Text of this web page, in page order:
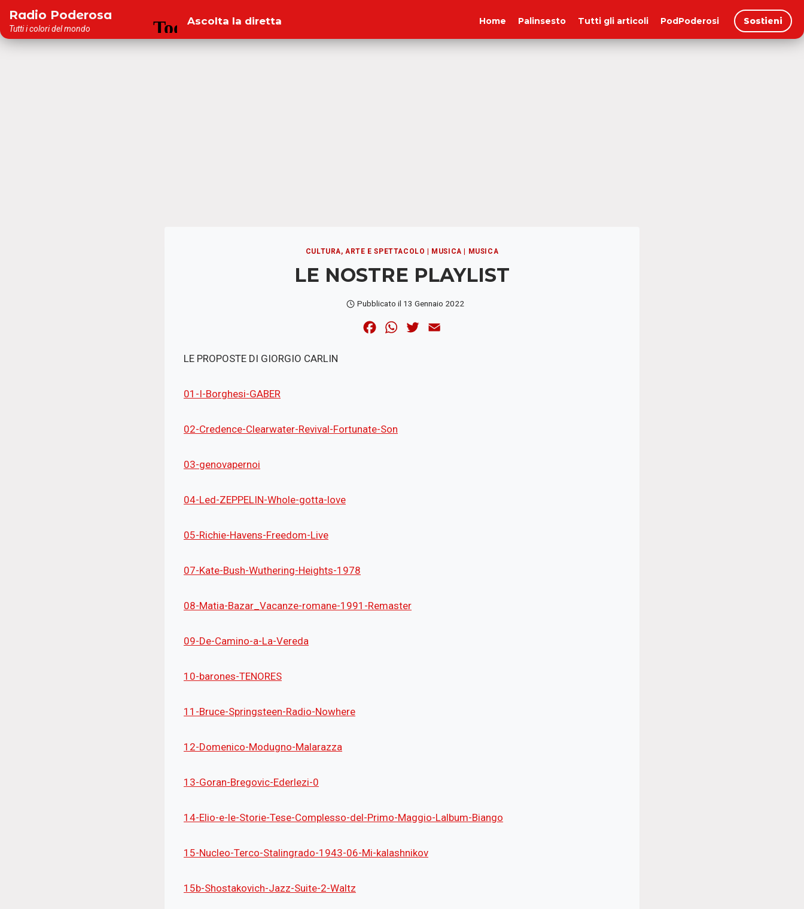
contenuto
Radio Poderosa
Tutti i colori del mondo
Ascolta la diretta Home Palinsesto Tutti gli articoli PodPoderosi Sostieni
CULTURA, ARTE E SPETTACOLO MUSICA MUSICA
LE NOSTRE PLAYLIST
Pubblicato il 13 Gennaio 2022
o
W
LE PROPOSTE DI GIORGIO CARLIN
01-I-Borghesi-GABER
02-Credence-Clearwater-Revival-Fortunate-Son
03-genovapernoi
04-Led-ZEPPELIN-Whole-gotta-love
05-Richie-Havens-Freedom-Live
07-Kate-Bush-Wuthering-Heights-1978
08-Matia-Bazar_Vacanze-romane-1991-Remaster
09-De-Camino-a-La-Vereda
10-barones-TENORES
11-Bruce-Springsteen-Radio-Nowhere
12-Domenico-Modugno-Malarazza
13-Goran-Bregovic-Ederlezi-0
14-Elio-e-le-Storie-Tese-Complesso-del-Primo-Maggio-Lalbum-Biango
15-Nucleo-Terco-Stalingrado-1943-06-Mi-kalashnikov
15b-Shostakovich-Jazz-Suite-2-Waltz